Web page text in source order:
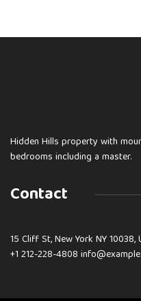
Hidden Hills property with
bedrooms including a master.
Contact
15 Cliff St, New York NY 10038,
+1 212-228-4808